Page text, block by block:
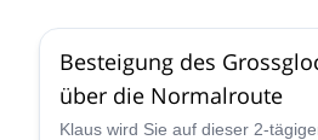
Besteigung des
über die Normalroute
Klaus wird Sie auf dieser 2-